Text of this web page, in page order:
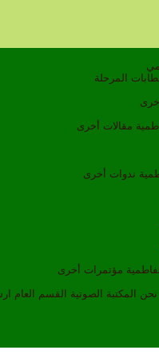
المرحلة
مقالات أخرى
ندوات أخرى
مؤتمرات أخرى
المكتبة الصوتية القسم العام